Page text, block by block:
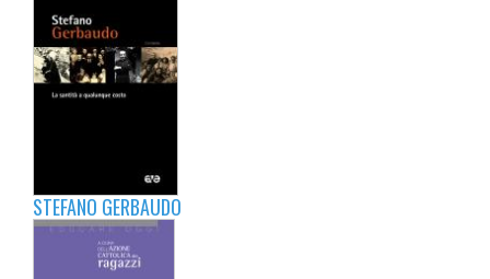
STEFANO GERBAUDO